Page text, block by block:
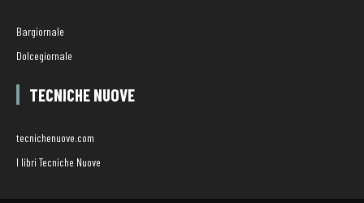
Bargiornale
Dolcegiornale
TECNICHE NUOVE
tecnichenuove.com
I libri Tecniche Nuove